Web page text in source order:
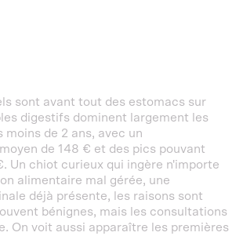
sont avant tout des estomacs sur
digestifs dominent largement les
moins de 2 ans, avec un
de 148 € et des pics pouvant
Un chiot curieux qui ingère n'importe
alimentaire mal gérée, une
déjà présente, les raisons sont
bénignes, mais les consultations
On voit aussi apparaître les premières